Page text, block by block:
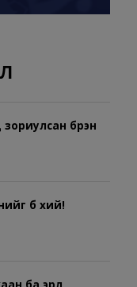
бүрэн
бүү хий!
ба эрүүл